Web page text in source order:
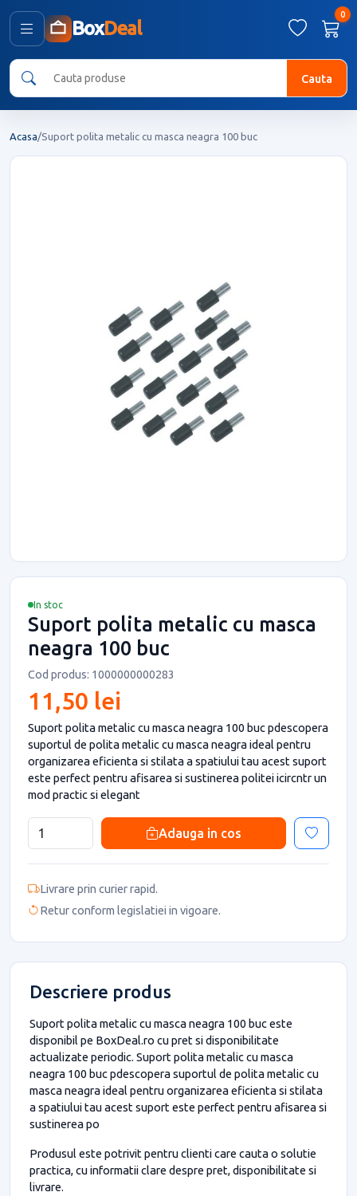
BoxDeal
0
Cauta
Acasa/Suport polita metalic cu masca neagra 100 buc
In stoc
Suport polita metalic cu masca
neagra 100 buc
Cod produs: 1000000000283
11,50 lei
Suport polita metalic cu masca neagra 100 buc pdescopera
suportul de polita metalic cu masca neagra ideal pentru
organizarea eficienta si stilata a spatiului tau acest suport
este perfect pentru afisarea si sustinerea politei icircntr un
mod practic si elegant
Adauga in cos
Livrare prin curier rapid.
Retur conform legislatiei in vigoare.
Descriere produs
Suport polita metalic cu masca neagra 100 buc este
disponibil pe BoxDeal.ro cu pret si disponibilitate
actualizate periodic. Suport polita metalic cu masca
neagra 100 buc pdescopera suportul de polita metalic cu
masca neagra ideal pentru organizarea eficienta si stilata
a spatiului tau acest suport este perfect pentru afisarea si
sustinerea po
Produsul este potrivit pentru clienti care cauta o solutie
practica, cu informatii clare despre pret, disponibilitate si
livrare.